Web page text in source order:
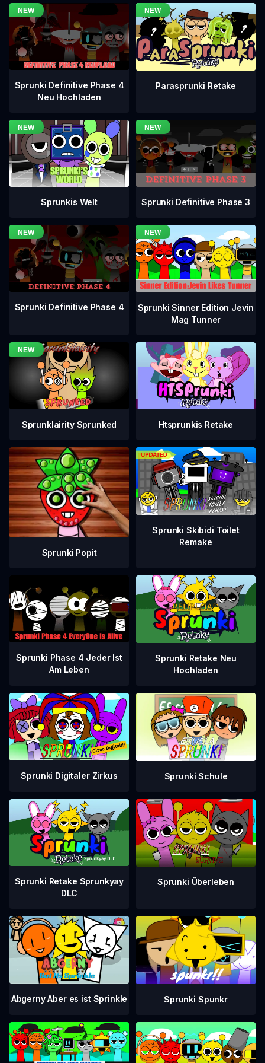
Sprunki Definitive Phase 4
Neu Hochladen
Parasprunki Retake
Sprunkis Welt Sprunki Definitive Phase 3
Sprunki Definitive Phase 4
Sprunki Sinner Edition Jevin
Mag Tunner
Sprunklairity Sprunked Htsprunkis Retake
Sprunki Popit
Sprunki Skibidi Toilet
Remake
Sprunki Phase 4 Jeder Ist
Am Leben
Sprunki Retake Neu
Hochladen
Sprunki Digitaler Zirkus Sprunki Schule
Sprunki Retake Sprunkyay
DLC
Sprunki Überleben
Abgerny Aber es ist Sprinkle Sprunki Spunkr